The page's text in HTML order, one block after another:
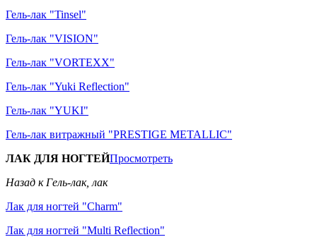
Гель-лак "Tinsel"
Гель-лак "VISION"
Гель-лак "VORTEXX"
Гель-лак "Yuki Reflection"
Гель-лак "YUKI"
Гель-лак витражный "PRESTIGE METALLIC"
ЛАК ДЛЯ НОГТЕЙПросмотреть
Назад к Гель-лак, лак
Лак для ногтей "Charm"
Лак для ногтей "Multi Reflection"